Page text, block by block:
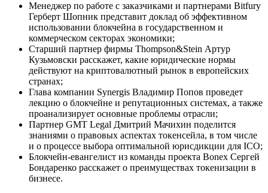
Менеджер по работе с заказчиками и партнерами Bitfury
Герберт Шопник представит доклад об эффективном
использовании блокчейна в государственном и
коммерческом секторах экономики;
Старший партнер фирмы Thompson&Stein Артур
Кузьмовски расскажет, какие юридические нормы
действуют на криптовалютный рынок в европейских
странах;
Глава компании Synergis Владимир Попов проведет
лекцию о блокчейне и репутационных системах, а также
проанализирует основные проблемы отрасли;
Партнер GMT Legal Дмитрий Мачихин поделится
знаниями о правовых аспектах токенсейла, в том числе
и о процессе выбора оптимальной юрисдикции для ICO;
Блокчейн-евангелист из команды проекта Bonex Сергей
Бондаренко расскажет о преимуществах токенизации в
бизнесе.